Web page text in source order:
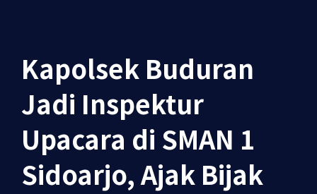
Kapolsek Buduran
Jadi Inspektur
Upacara di SMAN 1
Sidoarjo, Ajak Bijak